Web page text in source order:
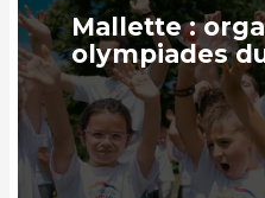
Mallette :
olympiades